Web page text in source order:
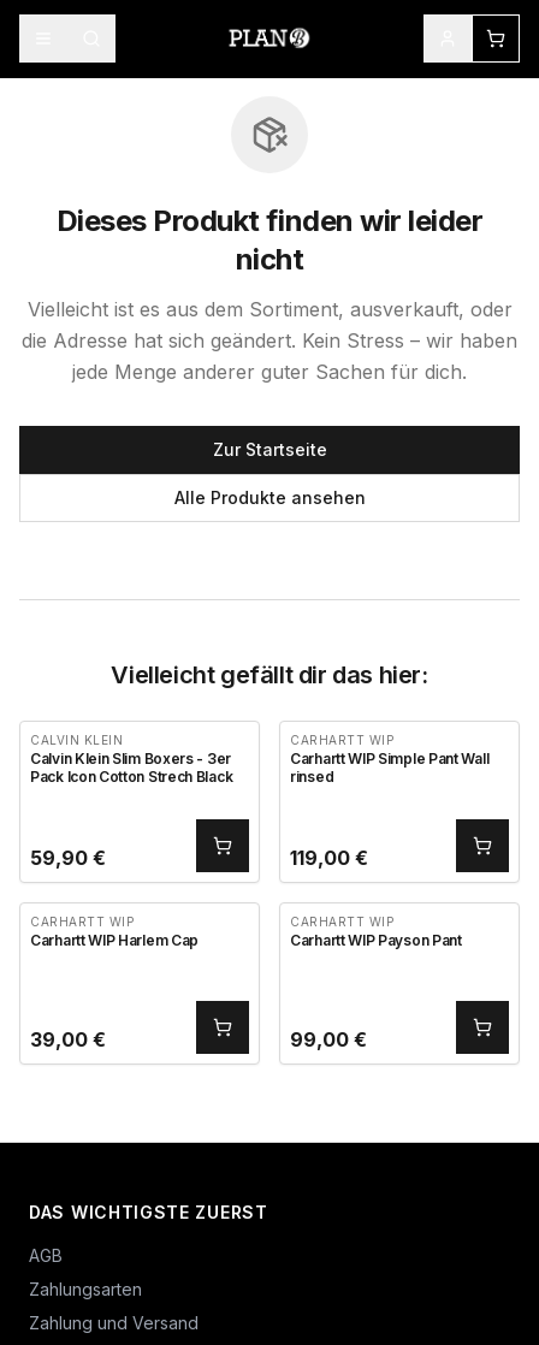
Dieses Produkt finden wir leider
nicht
Vielleicht ist es aus dem Sortiment, ausverkauft, oder
die Adresse hat sich geändert. Kein Stress – wir haben
jede Menge anderer guter Sachen für dich.
Zur Startseite
Alle Produkte ansehen
Vielleicht gefällt dir das hier:
CALVIN KLEIN
Calvin Klein Slim Boxers - 3er
Pack Icon Cotton Strech Black
59,90 €
CARHARTT WIP
Carhartt WIP Simple Pant Wall
rinsed
119,00 €
CARHARTT WIP
Carhartt WIP Harlem Cap
39,00 €
CARHARTT WIP
Carhartt WIP Payson Pant
99,00 €
DAS WICHTIGSTE ZUERST
AGB
Zahlungsarten
Zahlung und Versand